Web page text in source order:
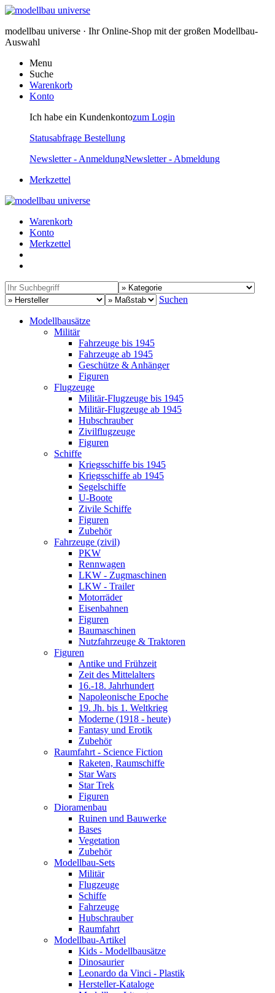
modellbau universe · Ihr Online-Shop mit der großen Modellbau-
Auswahl
Menu
Suche
Warenkorb
Konto
Ich habe ein Kundenkontozum Login
Statusabfrage Bestellung
Newsletter - AnmeldungNewsletter - Abmeldung
Merkzettel
Warenkorb
Konto
Merkzettel
Suchen
Modellbausätze
Militär
Fahrzeuge bis 1945
Fahrzeuge ab 1945
Geschütze & Anhänger
Figuren
Flugzeuge
Militär-Flugzeuge bis 1945
Militär-Flugzeuge ab 1945
Hubschrauber
Zivilflugzeuge
Figuren
Schiffe
Kriegsschiffe bis 1945
Kriegsschiffe ab 1945
Segelschiffe
U-Boote
Zivile Schiffe
Figuren
Zubehör
Fahrzeuge (zivil)
PKW
Rennwagen
LKW - Zugmaschinen
LKW - Trailer
Motorräder
Eisenbahnen
Figuren
Baumaschinen
Nutzfahrzeuge & Traktoren
Figuren
Antike und Frühzeit
Zeit des Mittelalters
16.-18. Jahrhundert
Napoleonische Epoche
19. Jh. bis 1. Weltkrieg
Moderne (1918 - heute)
Fantasy und Erotik
Zubehör
Raumfahrt - Science Fiction
Raketen, Raumschiffe
Star Wars
Star Trek
Figuren
Dioramenbau
Ruinen und Bauwerke
Bases
Vegetation
Zubehör
Modellbau-Sets
Militär
Flugzeuge
Schiffe
Fahrzeuge
Hubschrauber
Raumfahrt
Modellbau-Artikel
Kids - Modellbausätze
Dinosaurier
Leonardo da Vinci - Plastik
Hersteller-Kataloge